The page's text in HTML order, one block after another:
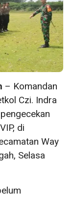
– Komandan
Czi. Indra
di
Way
Selasa